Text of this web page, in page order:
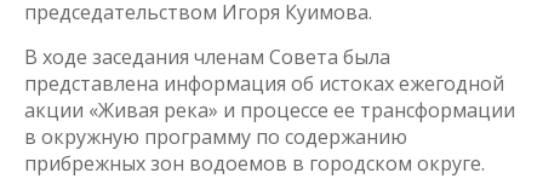
председательством Игоря Куимова.
В ходе заседания членам Совета была
представлена информация об истоках ежегодной
акции «Живая река» и процессе ее трансформации
в окружную программу по содержанию
прибрежных зон водоемов в городском округе.